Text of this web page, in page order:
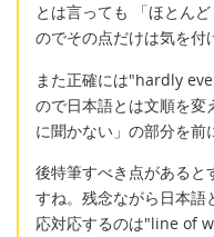
とは言っても 「ほとん
のでその点だけは気を付
また正確には"hardly
ので日本語とは文順を変
に聞かない」の部分を前
後特筆すべき点があると
すね。残念ながら日本語
応対応するのは"line of